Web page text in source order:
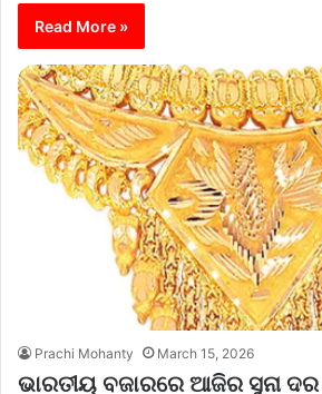
Read More »
Prachi Mohanty March 15, 2026
ଭାରତୀୟ ବଜାରରେ ଆଜିର ସୁନା ଦର